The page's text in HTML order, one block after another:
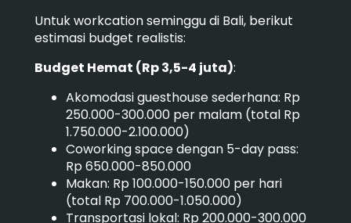
Untuk workcation seminggu di Bali, berikut
estimasi budget realistis:
Budget Hemat (Rp 3,5-4 juta):
Akomodasi guesthouse sederhana: Rp
250.000-300.000 per malam (total Rp
1.750.000-2.100.000)
Coworking space dengan 5-day pass:
Rp 650.000-850.000
Makan: Rp 100.000-150.000 per hari
(total Rp 700.000-1.050.000)
Transportasi lokal: Rp 200.000-300.000